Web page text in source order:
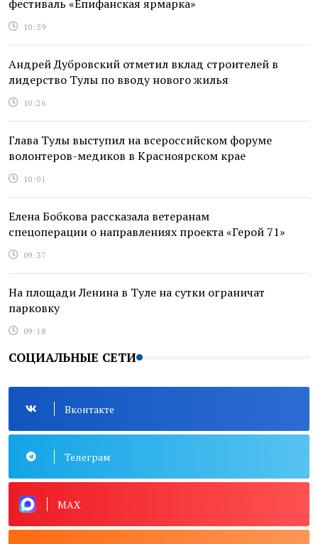
фестиваль «Епифанская ярмарка»
10:59
Андрей Дубровский отметил вклад строителей в
лидерство Тулы по вводу нового жилья
10:26
Глава Тулы выступил на всероссийском форуме
волонтеров-медиков в Красноярском крае
10:01
Елена Бобкова рассказала ветеранам
спецоперации о направлениях проекта «Герой 71»
09:37
На площади Ленина в Туле на сутки ограничат
парковку
09:18
СОЦИАЛЬНЫЕ СЕТИ
Вконтакте
Телеграм
MAX